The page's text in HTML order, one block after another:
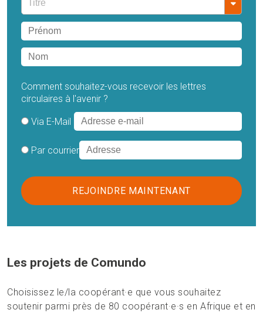
Comment souhaitez-vous recevoir les lettres
circulaires à l'avenir ?
Via E-Mail
Par courrier
Les projets de Comundo
Choisissez le/la coopérant·e que vous souhaitez
soutenir parmi près de 80 coopérant·e·s en Afrique et en